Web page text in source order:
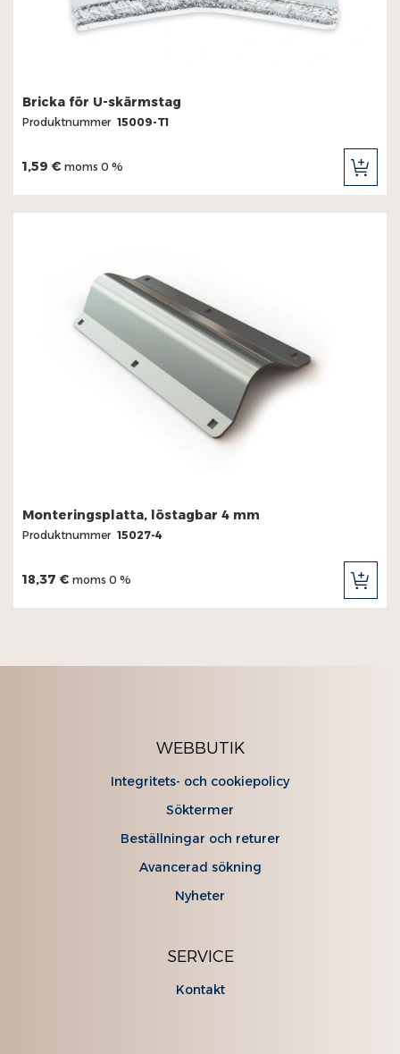
Bricka för U-skärmstag
Produktnummer 15009-T1
1,59 € moms 0 %
I
Monteringsplatta, löstagbar 4 mm
Produktnummer 15027-4
18,37 € moms 0 %
I
WEBBUTIK
Integritets- och cookiepolicy
Söktermer
Beställningar och returer
Avancerad sökning
Nyheter
SERVICE
Kontakt